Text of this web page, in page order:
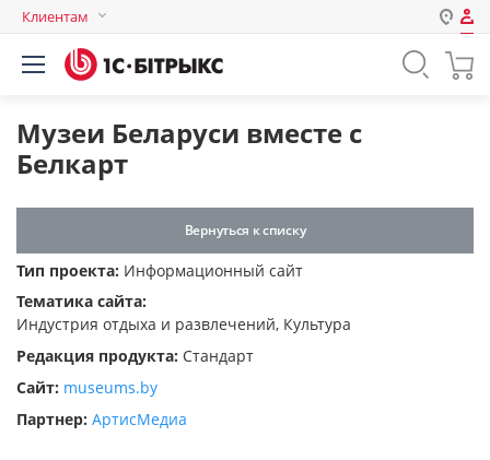
Клиентам
Беларусь
Авторизация
Пароль
Запомнить меня на этом
компьютере
Забыли свой пароль?
Музеи Беларуси вместе с
Белкарт
Вернуться к списку
Тип проекта: Информационный сайт
Тематика сайта:
Индустрия отдыха и развлечений, Культура
Редакция продукта: Стандарт
Сайт: museums.by
Партнер: АртисМедиа